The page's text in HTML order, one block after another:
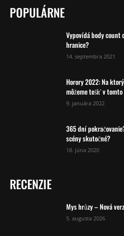
POPULÁRNE
Vypovídá body count
hranice?
14. septembra 2021
Horory 2022: Na
môžeme tešiť v
9. januára 2022
365 dní
scény skutočné?
18. júna 2020
RECENZIE
Mys hrůzy – Nová
5. augusta 2026